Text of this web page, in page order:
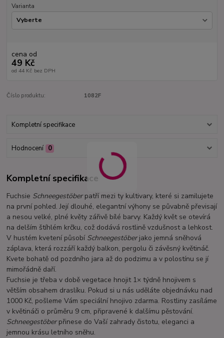
Varianta
cena od
49 Kč
od 44 Kč bez DPH
Číslo produktu: 1082F
Kompletní specifikace
Hodnocení 0
Kompletní specifikace
Fuchsie Schneegestöberpatří mezi ty kultivary, které si zamilujete
na první pohled. Její dlouhé, elegantní výhony se půvabně převisají
a nesou velké, plné květy zářivě bílé barvy. Každý květ se otevírá
na delším štíhlém krčku, což dodává rostlině vzdušnost a lehkost.
V hustém kvetení působí Schneegestöberjako jemná sněhová
záplava, která rozzáří každý balkon, pergolu či závěsný květináč.
Kvete bohatě od pozdního jara až do podzimu a v polostínu se jí
mimořádně daří.
Fuchsie je třeba v době vegetace hnojit 1× týdně hnojivem s
větším obsahem draslíku. Pokud si u nás uděláte objednávku nad
1000 Kč, pošleme Vám speciální hnojivo zdarma. Rostliny zasíláme
v květináči o průměru 9 cm, připravené k dalšímu pěstování.
Schneegestöberpřinese do Vaší zahrady čistotu, eleganci a
jemnou krásu letního sněhu.